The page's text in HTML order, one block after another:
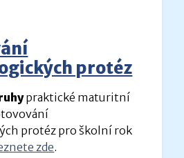
protéz
praktické maturitní
protéz pro školní rok
zde.